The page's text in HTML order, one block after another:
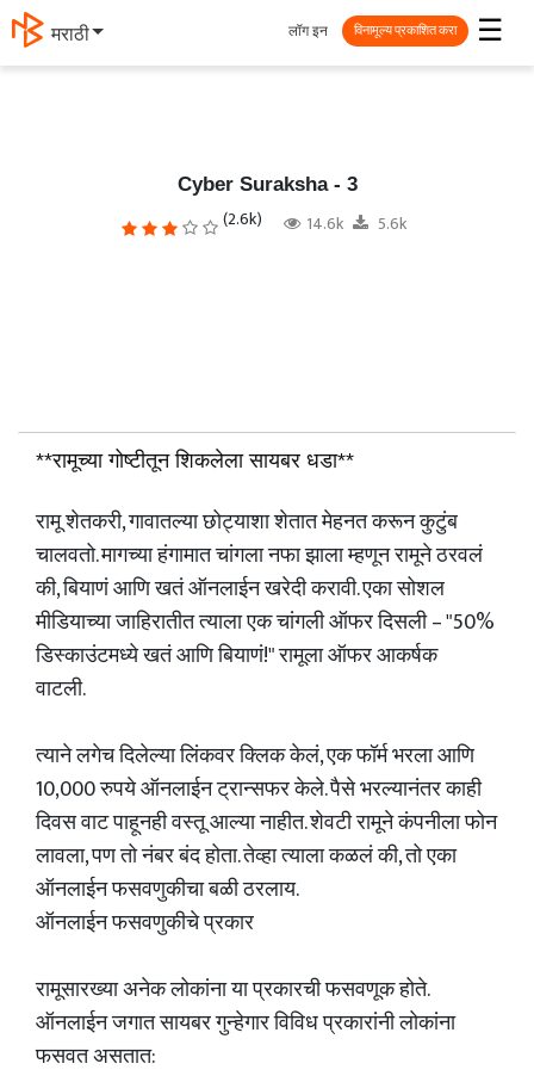
मराठी ☰
लॉग इन विनामूल्य प्रकाशित करा
Cyber Suraksha - 3
(2.6k) 14.6k 5.6k
**रामूच्या गोष्टीतून शिकलेला सायबर धडा**
रामू शेतकरी, गावातल्या छोट्याशा शेतात मेहनत करून कुटुंब
चालवतो. मागच्या हंगामात चांगला नफा झाला म्हणून रामूने ठरवलं
की, बियाणं आणि खतं ऑनलाईन खरेदी करावी. एका सोशल
मीडियाच्या जाहिरातीत त्याला एक चांगली ऑफर दिसली – "50%
डिस्काउंटमध्ये खतं आणि बियाणं!" रामूला ऑफर आकर्षक
वाटली.
त्याने लगेच दिलेल्या लिंकवर क्लिक केलं, एक फॉर्म भरला आणि
10,000 रुपये ऑनलाईन ट्रान्सफर केले. पैसे भरल्यानंतर काही
दिवस वाट पाहूनही वस्तू आल्या नाहीत. शेवटी रामूने कंपनीला फोन
लावला, पण तो नंबर बंद होता. तेव्हा त्याला कळलं की, तो एका
ऑनलाईन फसवणुकीचा बळी ठरलाय.
ऑनलाईन फसवणुकीचे प्रकार
रामूसारख्या अनेक लोकांना या प्रकारची फसवणूक होते.
ऑनलाईन जगात सायबर गुन्हेगार विविध प्रकारांनी लोकांना
फसवत असतात: